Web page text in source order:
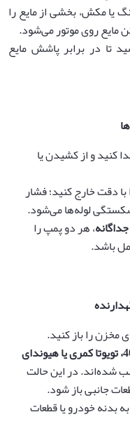
یا مکش، بخشی از مایع را
مایع روی موتور می‌شود.
تا در برابر پاشش مایع
کنید و از کشیدن یا
دقت خارج کنید؛ فشار
لوله‌ها می‌شود.
، هر دو پمپ را
باشد.
را باز کنید.
پژو 206، پژو 405، تویوتا کمری یا هیوندای
شده‌اند. در این حالت
جانبی باز شود.
بدنه خودرو یا قطعات